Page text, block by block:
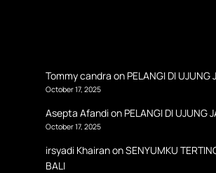
Tommy candra on PELANGI DI UJUNG
October 17, 2025
Asepta Afandion PELANGI DI UJUNG
October 17, 2025
irsyadi KhairanonSENYUMKU
BALI